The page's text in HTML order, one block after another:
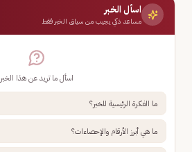
اسأل الخبر
مساعد ذكي يجيب من سياق الخبر فقط
اسأل ما تريد عن هذا الخبر
ما الفكرة الرئيسية للخبر؟
ما هي أبرز الأرقام والإحصاءات؟